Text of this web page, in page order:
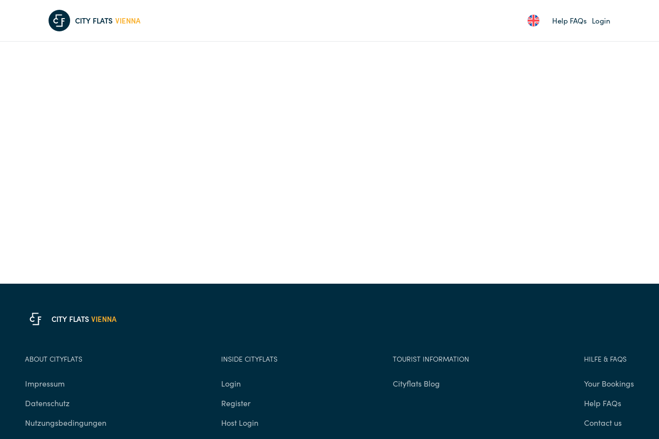
C F CITY FLATS VIENNA Help FAQs Login
C F CITY FLATS VIENNA
ABOUT CITYFLATS
Impressum
Datenschutz
Nutzungsbedingungen
INSIDE CITYFLATS
Login
Register
Host Login
TOURIST INFORMATION
Cityflats Blog
HILFE & FAQS
Your Bookings
Help FAQs
Contact us